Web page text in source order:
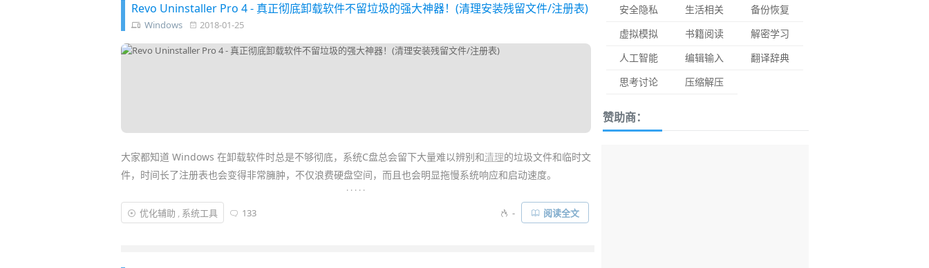
Revo Uninstaller Pro 4 - 真正彻底卸载软件不留垃圾的强大神器！(清理安装残留文件/注册表)
Windows 2018-01-25
大家都知道 Windows 在卸载软件时总是不够彻底，系统C盘总会留下大量难以辨别和清理的垃圾文件和临时文
件，时间长了注册表也会变得非常臃肿，不仅浪费硬盘空间，而且也会明显拖慢系统响应和启动速度。
Revo Uninstaller Pro是一款极为强大好用的
，拥有先进智能扫描算法，可
在卸载软件同时更彻底有效地清除与之相关的垃圾/临时文件和注册表键值；它能强制卸载那些正常卸载出错误
. . . . .
优化辅助 , 系统工具 133 - 阅读全文
安全隐私
生活相关
备份恢复
虚拟模拟
书籍阅读
解密学习
人工智能
编辑输入
翻译辞典
思考讨论
压缩解压
赞助商：